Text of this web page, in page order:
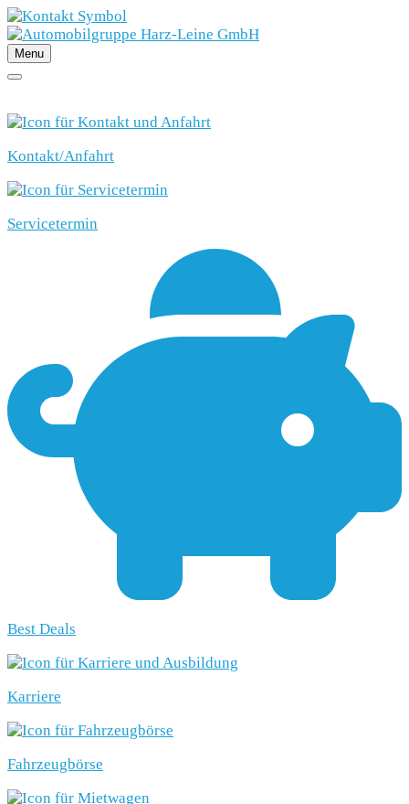
Menu
Kontakt/Anfahrt
Servicetermin
Best Deals
Karriere
Fahrzeugbörse